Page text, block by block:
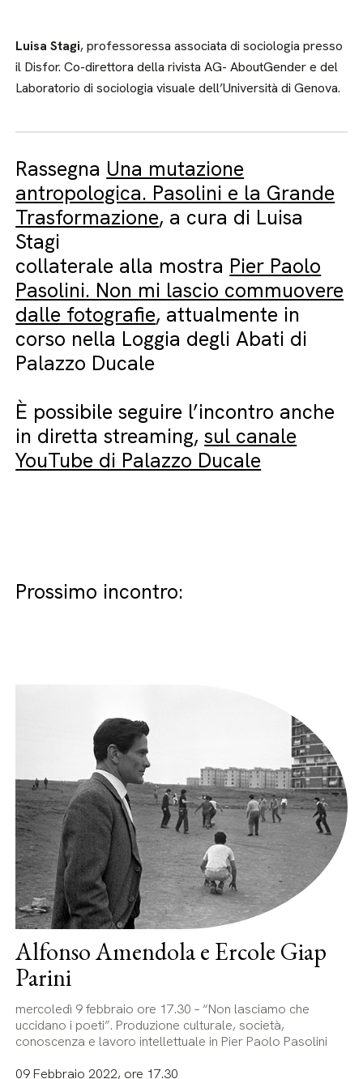
Luisa Stagi, professoressa associata di sociologia presso
il Disfor. Co-direttora della rivista AG- AboutGender e del
Laboratorio di sociologia visuale dell’Università di Genova.
Rassegna Una mutazione
antropologica. Pasolini e la Grande
Trasformazione, a cura di Luisa
Stagi
collaterale alla mostra Pier Paolo
Pasolini. Non mi lascio commuovere
dalle fotografie, attualmente in
corso nella Loggia degli Abati di
Palazzo Ducale
È possibile seguire l’incontro anche
in diretta streaming,sul canale
YouTube di Palazzo Ducale
Prossimo incontro:
Alfonso Amendola e Ercole Giap
Parini
mercoledì 9 febbraio ore 17.30 – “Non lasciamo che
uccidano i poeti”. Produzione culturale, società,
conoscenza e lavoro intellettuale in Pier Paolo Pasolini
09 Febbraio 2022, ore 17.30